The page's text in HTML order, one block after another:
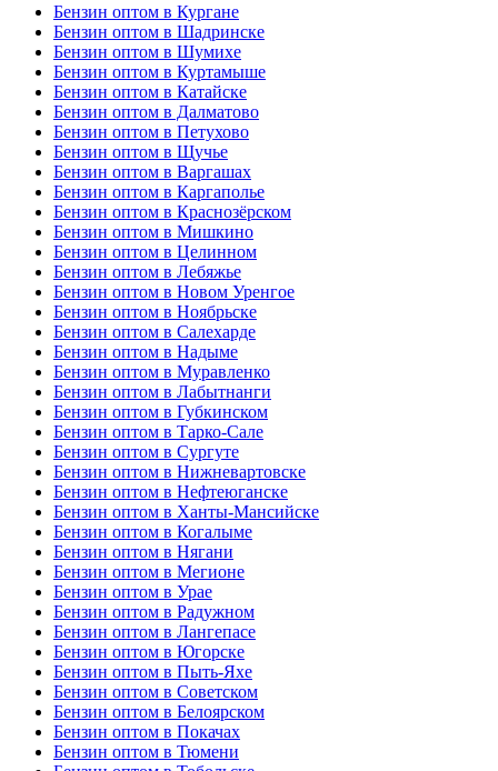
Бензин оптом в Кургане
Бензин оптом в Шадринске
Бензин оптом в Шумихе
Бензин оптом в Куртамыше
Бензин оптом в Катайске
Бензин оптом в Далматово
Бензин оптом в Петухово
Бензин оптом в Щучье
Бензин оптом в Варгашах
Бензин оптом в Каргаполье
Бензин оптом в Краснозёрском
Бензин оптом в Мишкино
Бензин оптом в Целинном
Бензин оптом в Лебяжье
Бензин оптом в Новом Уренгое
Бензин оптом в Ноябрьске
Бензин оптом в Салехарде
Бензин оптом в Надыме
Бензин оптом в Муравленко
Бензин оптом в Лабытнанги
Бензин оптом в Губкинском
Бензин оптом в Тарко-Сале
Бензин оптом в Сургуте
Бензин оптом в Нижневартовске
Бензин оптом в Нефтеюганске
Бензин оптом в Ханты-Мансийске
Бензин оптом в Когалыме
Бензин оптом в Нягани
Бензин оптом в Мегионе
Бензин оптом в Урае
Бензин оптом в Радужном
Бензин оптом в Лангепасе
Бензин оптом в Югорске
Бензин оптом в Пыть-Яхе
Бензин оптом в Советском
Бензин оптом в Белоярском
Бензин оптом в Покачах
Бензин оптом в Тюмени